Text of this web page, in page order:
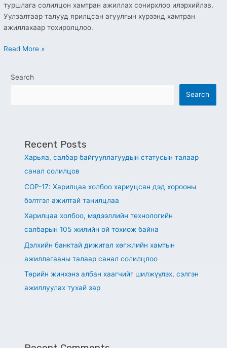
туршлага солилцон хамтран ажиллах сонирхлоо илэрхийлэв.
Уулзалтаар талууд ярилцсан агуулгын хүрээнд хамтран
ажиллахаар тохиролцлоо.
Read More »
Search
Search
Recent Posts
Харьяа, салбар байгууллагуудын статусын талаар
санал солилцов
СОР-17: Харилцаа холбоо хариуцсан дэд хорооны
бэлтгэл ажилтай танилцлаа
Харилцаа холбоо, мэдээллийн технологийн
салбарын 105 жилийн ой тохиож байна
Дэлхийн банктай дижитал хөгжлийн хамтын
ажиллагааны талаар санал солилцлоо
Төрийн жинхэнэ албан хаагчийг шилжүүлэх, сэлгэн
ажиллуулах тухай зар